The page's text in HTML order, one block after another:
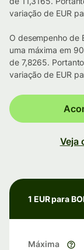
variação de EUR
O desempenho de
uma máxima em
de 7,8265.
variação de EUR
Veja
1 EUR para
Máxima